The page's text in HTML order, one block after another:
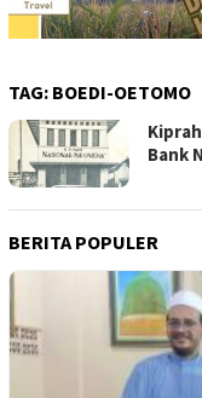
TAG: BOEDI-OETOMO
Bank
BERITA POPULER